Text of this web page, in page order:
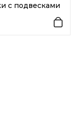
с подвесками